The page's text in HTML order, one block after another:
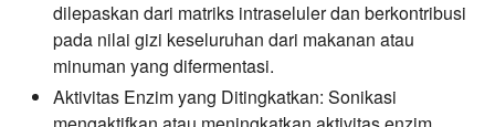
dilepaskan dari matriks intraseluler dan berkontribusi
pada nilai gizi keseluruhan dari makanan atau
minuman yang difermentasi.
Aktivitas Enzim yang Ditingkatkan: Sonikasi